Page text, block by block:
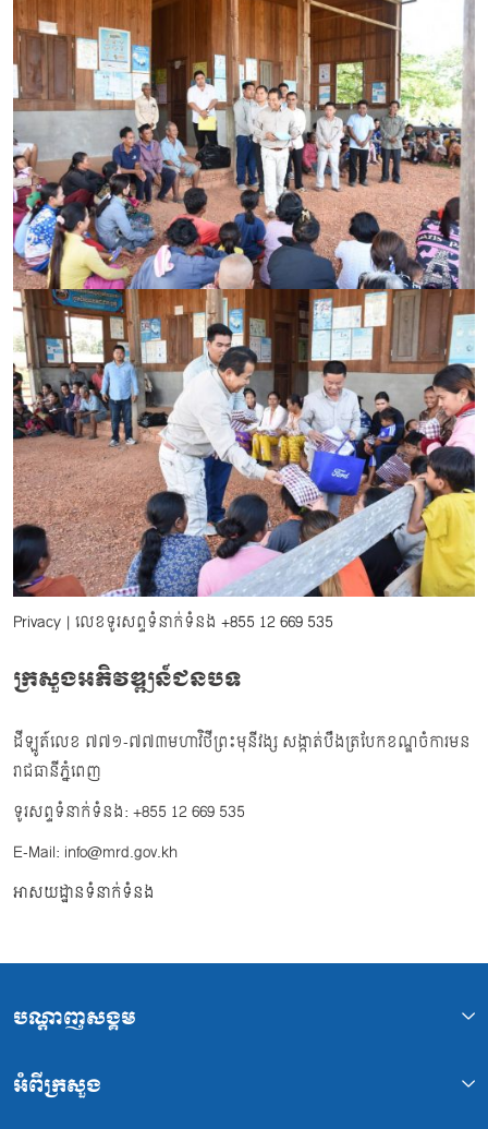
Privacy | លេខទូរសព្ទទំនាក់ទំនង +855 12 669 535
ក្រសួងអភិវឌ្ឍន៍ជនបទ
ដីឡូត៍លេខ ៧៧១-៧៧៣មហាវិថីព្រះមុនីវង្ស សង្កាត់បឹងត្របែកខណ្ឌចំការមន
រាជធានីភ្នំពេញ
ទូរសព្ទទំនាក់ទំនង: +855 12 669 535
E-Mail: info@mrd.gov.kh
អាសយដ្ឋានទំនាក់ទំនង
បណ្ដាញសង្គម
អំពីក្រសួង